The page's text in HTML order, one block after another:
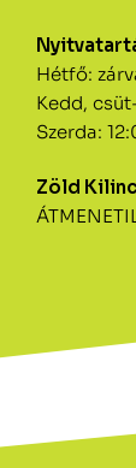
Hétfő:
Kedd,
Szerda:
Zöld